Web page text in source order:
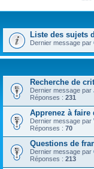
Liste des sujets
Dernier message par
Recherche de
Dernier message par
Réponses : 231
Apprenez à faire
Dernier message par
Réponses : 70
Questions de
Dernier message par
Réponses : 213